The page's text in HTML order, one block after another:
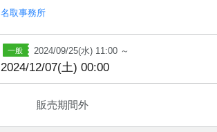
名取事務所
2024/09/25(水) 11:00 ～
2024/12/07(土) 00:00
販売期間外